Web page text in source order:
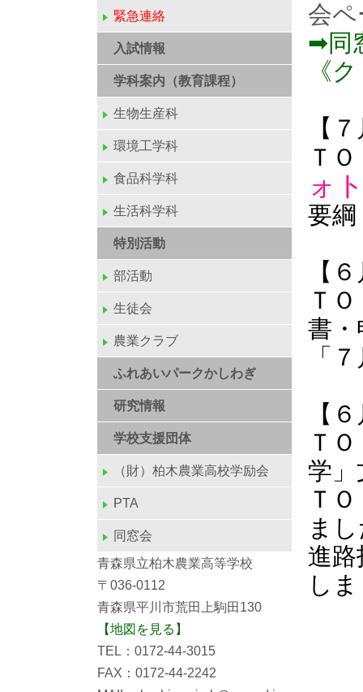
会
➡同
《
【
Ｔ
ォ
要
【
Ｔ
書・
「
【
Ｔ
学
Ｔ
ま
進
し
緊急連絡
入試情報
学科案内（教育課程）
生物生産科
環境工学科
食品科学科
生活科学科
特別活動
部活動
生徒会
農業クラブ
ふれあいパークかしわぎ
研究情報
学校支援団体
（財）柏木農業高校学励会
PTA
同窓会
青森県立柏木農業高等学校
〒036-0112
青森県平川市荒田上駒田130
【地図を見る】
TEL：0172-44-3015
FAX：0172-44-2242